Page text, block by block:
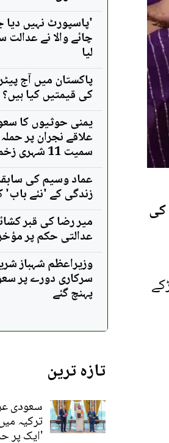
کی
'پاسپورٹ نہیں دیا
چائے والا نے
لیا
پاکستان میں آج
کی قیمتیں کیا ہیں؟
یمنی حوثیوں کا
علاقے نجران پر
سمیت 11 شہری زخمی
عماد وسیم کی
زندگی کے 'نئے باب'
میر رضا کی قبر
عدالتی حکم پر
وزیراعظم شہباز
سرکاری دورے پر
پہنچ گئے
تازہ ترین
سعودی
ترکیہ
'ایک پر